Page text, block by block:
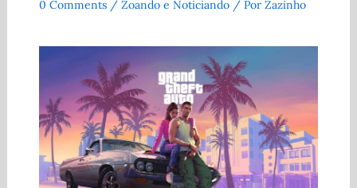
0 Comments / Zoando e Noticiando/ Por Zazinho